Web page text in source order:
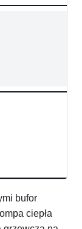
bufor
ciepła